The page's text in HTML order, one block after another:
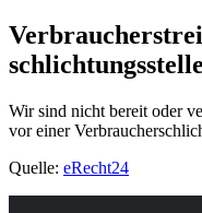
schlichtungs­stelle
Wir sind nicht bereit oder
vor einer
Quelle: eRecht24